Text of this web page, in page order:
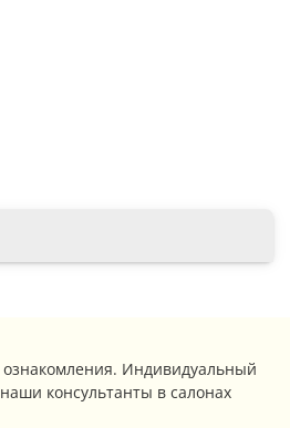
Индивидуальный
консультанты в салонах